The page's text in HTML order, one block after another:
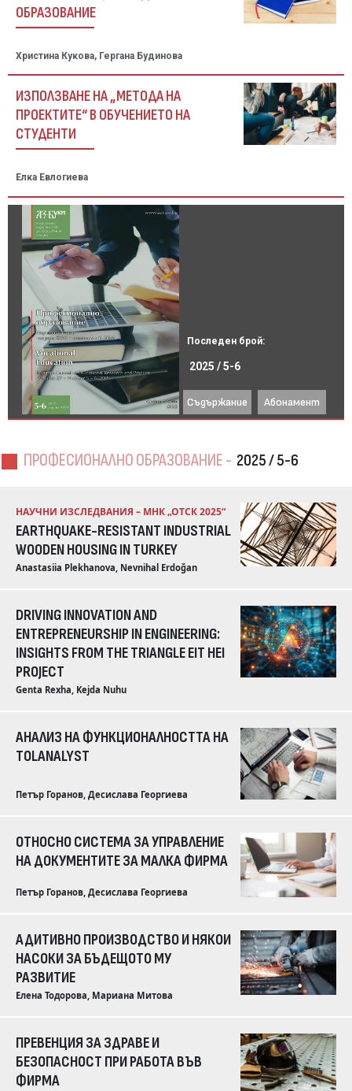
ОБРАЗОВАНИЕ
Христина Кукова, Гергана Будинова
ИЗПОЛЗВАНЕ НА „МЕТОДА НА
ПРОЕКТИТЕ“ В ОБУЧЕНИЕТО НА
СТУДЕНТИ
Елка Евлогиева
Последен брой:
2025 / 5-6
Съдържание Абонамент
ПРОФЕСИОНАЛНО ОБРАЗОВАНИЕ - 2025 / 5-6
НАУЧНИ ИЗСЛЕДВАНИЯ – МНК „ОТСК 2025“
EARTHQUAKE-RESISTANT INDUSTRIAL
WOODEN HOUSING IN TURKEY
Anastasiia Plekhanova, Nevnihal Erdoğan
DRIVING INNOVATION AND
ENTREPRENEURSHIP IN ENGINEERING:
INSIGHTS FROM THE TRIANGLE EIT HEI
PROJECT
Genta Rexha, Kejda Nuhu
АНАЛИЗ НА ФУНКЦИОНАЛНОСТТА НА
TOLANALYST
Петър Горанов, Десислава Георгиева
ОТНОСНО СИСТЕМА ЗА УПРАВЛЕНИЕ
НА ДОКУМЕНТИТЕ ЗА МАЛКА ФИРМА
Петър Горанов, Десислава Георгиева
АДИТИВНО ПРОИЗВОДСТВО И НЯКОИ
НАСОКИ ЗА БЪДЕЩОТО МУ
РАЗВИТИЕ
Елена Тодорова, Мариана Митова
ПРЕВЕНЦИЯ ЗА ЗДРАВЕ И
БЕЗОПАСНОСТ ПРИ РАБОТА ВЪВ
ФИРМА